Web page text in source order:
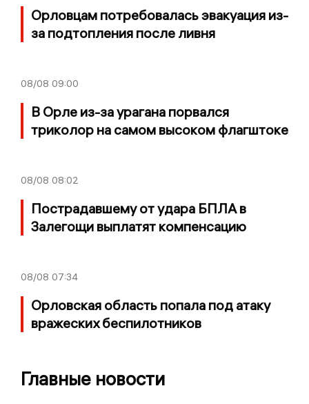
Орловцам потребовалась эвакуация из-
за подтопления после ливня
08/08 09:00
В Орле из-за урагана порвался
триколор на самом высоком флагштоке
08/08 08:02
Пострадавшему от удара БПЛА в
Залегощи выплатят компенсацию
08/08 07:34
Орловская область попала под атаку
вражеских беспилотников
Главные новости